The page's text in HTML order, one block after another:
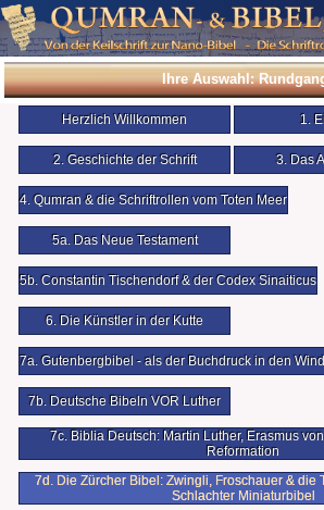
Ihre Auswahl:
Herzlich Willkommen 1.
2. Geschichte der Schrift 3. Das
4. Qumran & die Schriftrollen vom Toten Meer
5a. Das Neue Testament
5b. Constantin Tischendorf & der Codex Sinaiticus
6. Die Künstler in der Kutte
7a. Gutenbergbibel - als der Buchdruck in den
7b. Deutsche Bibeln VOR Luther
7c. Biblia Deutsch: Martin Luther, Erasmus
Reformation
7d. Die Zürcher Bibel: Zwingli, Froschauer & die
Schlachter Miniaturbibel